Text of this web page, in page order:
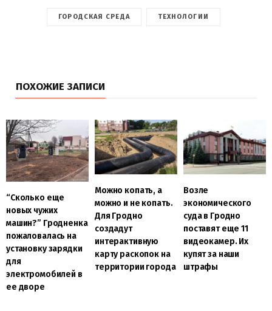
ГОРОДСКАЯ СРЕДА ТЕХНОЛОГИИ
ПОХОЖИЕ ЗАПИСИ
“Сколько еще
новых чужих
машин?” Гродненка
пожаловалась на
установку зарядки
для
электромобилей в
ее дворе
Можно копать, а
можно и не копать.
Для Гродно
создадут
интерактивную
карту раскопок на
территории города
Возле
экономического
суда в Гродно
поставят еще 11
видеокамер. Их
купят за наши
штрафы